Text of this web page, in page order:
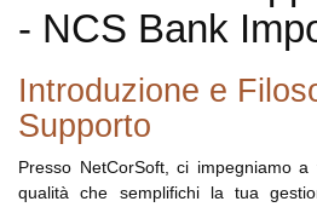
- NCS Bank
Introduzione e
Supporto
Presso NetCorSoft, ci impegniamo
qualità che semplifichi la tua